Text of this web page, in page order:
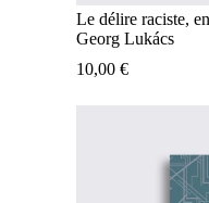
Le délire raciste,
Georg Lukács
10,00 €